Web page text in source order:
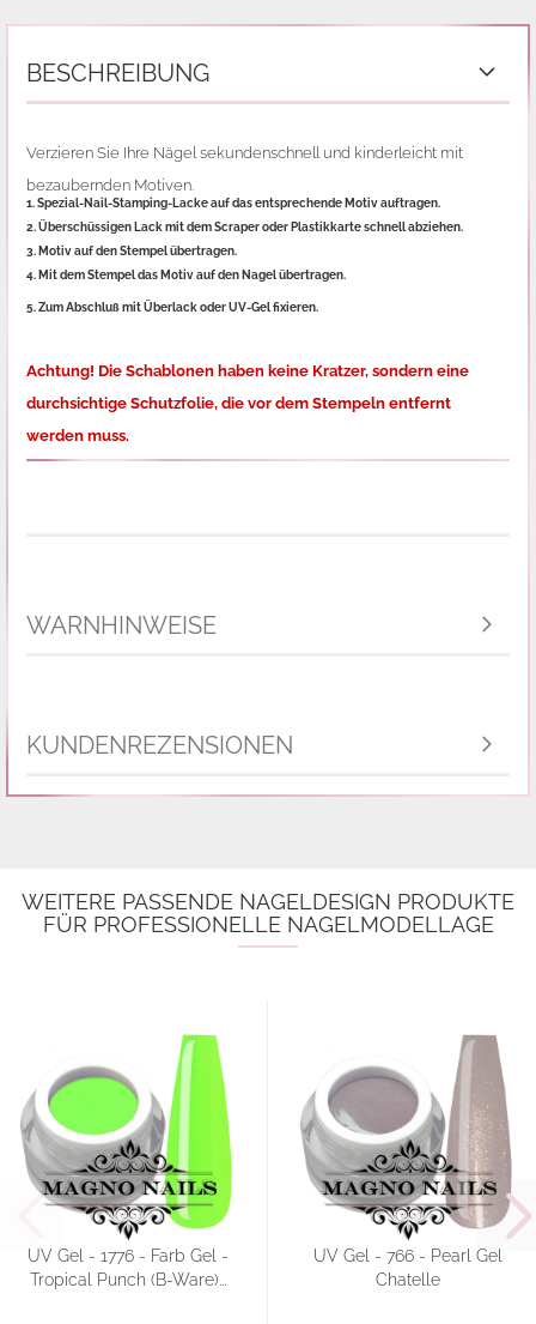
BESCHREIBUNG
Verzieren Sie Ihre Nägel sekundenschnell und kinderleicht mit
bezaubernden Motiven.
1. Spezial-Nail-Stamping-Lacke auf das entsprechende Motiv auftragen.
2. Überschüssigen Lack mit dem Scraper oder Plastikkarte schnell abziehen.
3. Motiv auf den Stempel übertragen.
4. Mit dem Stempel das Motiv auf den Nagel übertragen.
5. Zum Abschluß mit Überlack oder UV-Gel fixieren.
Achtung! Die Schablonen haben keine Kratzer, sondern eine
durchsichtige Schutzfolie, die vor dem Stempeln entfernt
werden muss.
WARNHINWEISE
KUNDENREZENSIONEN
WEITERE PASSENDE NAGELDESIGN PRODUKTE
FÜR PROFESSIONELLE NAGELMODELLAGE
UV Gel - 1776 - Farb Gel -
Tropical Punch (B-Ware)...
UV Gel - 766 - Pearl Gel
Chatelle